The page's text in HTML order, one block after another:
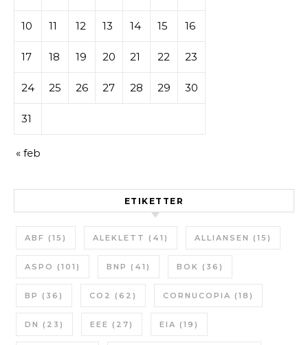
10 11 12 13 14 15 16
17 18 19 20 21 22 23
24 25 26 27 28 29 30
31
« feb
ETIKETTER
ABF (15) ALEKLETT (41) ALLIANSEN (15)
ASPO (101) BNP (41) BOK (36)
BP (36) CO2 (62) CORNUCOPIA (18)
DN (23) EEE (27) EIA (19)